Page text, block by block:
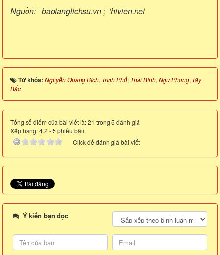
Nguồn: baotanglichsu.vn ; thivien.net
Từ khóa: Nguyễn Quang Bích, Trình Phổ, Thái Bình, Ngư Phong, Tây
Bắc
Tổng số điểm của bài viết là: 21 trong 5 đánh giá
Xếp hạng:4.2 -5 phiếu bầu
Click để đánh giá bài viết
Ý kiến bạn đọc